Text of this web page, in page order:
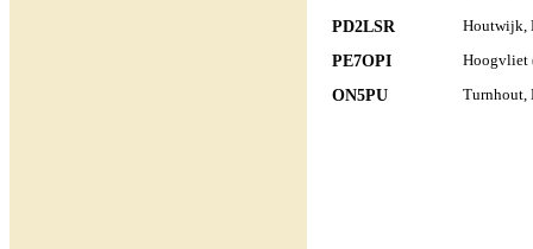
PD2LSR Houtwijk,
PE7OPI Hoogvliet
ON5PU Turnhout,